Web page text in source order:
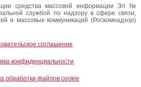
средства массовой информации Эл №
службой по надзору в сфере связи,
и массовых коммуникаций (Роскомнадзор)
соглашение
конфиденциальности
обработки файлов cookie